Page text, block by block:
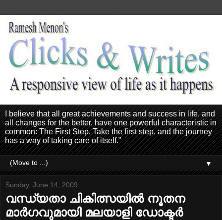
I believe that all great achievements and success in life, and
all changes for the better, have one powerful characteristic in
common: The First Step. Take the first step, and the journey
has a way of taking care of itself.”
▼
Sunday, June 14, 2009
വന്ധ്യതാ ചികിത്സയില്‍ നൂതന
മാര്‍ഗവുമായി മലയാളി ഡോക്ടര്‍